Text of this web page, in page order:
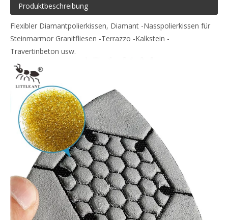
Produktbeschreibung
Flexibler Diamantpolierkissen, Diamant -Nasspolierkissen für
Steinmarmor Granitfliesen -Terrazzo -Kalkstein -
Travertinbeton usw.